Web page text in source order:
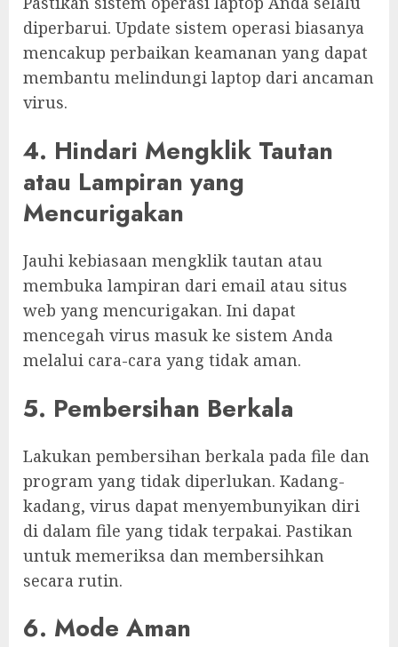
diperbarui. Update sistem operasi biasanya
mencakup perbaikan keamanan yang dapat
membantu melindungi laptop dari ancaman
virus.
4. Hindari Mengklik Tautan
atau Lampiran yang
Mencurigakan
Jauhi kebiasaan mengklik tautan atau
membuka lampiran dari email atau situs
web yang mencurigakan. Ini dapat
mencegah virus masuk ke sistem Anda
melalui cara-cara yang tidak aman.
5. Pembersihan Berkala
Lakukan pembersihan berkala pada file dan
program yang tidak diperlukan. Kadang-
kadang, virus dapat menyembunyikan diri
di dalam file yang tidak terpakai. Pastikan
untuk memeriksa dan membersihkan
secara rutin.
6. Mode Aman